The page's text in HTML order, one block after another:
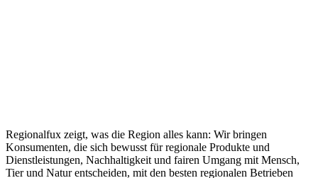
Regionalfux zeigt, was die Region alles kann: Wir bringen
Konsumenten, die sich bewusst für regionale Produkte und
Dienstleistungen, Nachhaltigkeit und fairen Umgang mit Mensch,
Tier und Natur entscheiden, mit den besten regionalen Betrieben